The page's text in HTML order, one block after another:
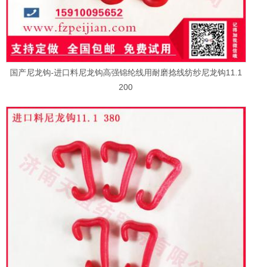
国产尼龙钩-进口料尼龙钩高强锦纶线用耐磨捻线纺纱尼龙钩11.1
200